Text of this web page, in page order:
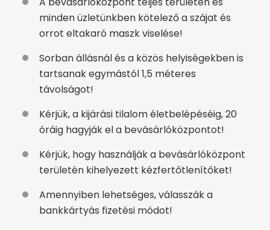
minden üzletünkben kötelező a szájat és
orrot eltakaró maszk viselése!
Sorban állásnál és a közös helyiségekben is
tartsanak egymástól 1,5 méteres
távolságot!
Kérjük, a kijárási tilalom életbelépéséig, 20
óráig hagyják el a bevásárlóközpontot!
Kérjük, hogy használják a bevásárlóközpont
területén kihelyezett kézfertőtlenítőket!
Amennyiben lehetséges, válasszák a
bankkártyás fizetési módot!